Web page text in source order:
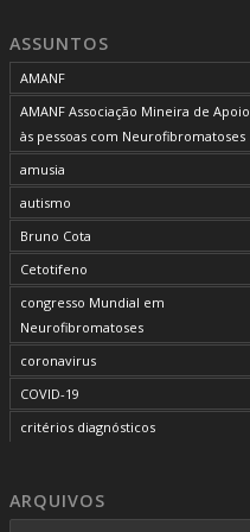
neurofibromatose do tipo 2
neurofibromatoses
OCUPAÇÃO DO BLOG
onde tratar
problemas comportamentais
reunião mensal da AMANF
selumetinibe
Sem categoria
SUS
TDAH
tratamento
periférico
ASSUNTOS
AMANF
AMANF Associação Mineira de Apoio
às pessoas com Neurofibromatoses
amusia
autismo
Bruno Cota
Cetotifeno
congresso Mundial em
Neurofibromatoses
coronavirus
COVID-19
critérios diagnósticos
curso de capacitação
ARQUIVOS